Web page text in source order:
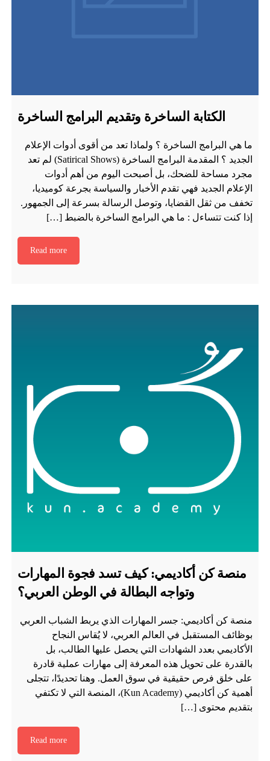
الكتابة الساخرة وتقديم البرامج الساخرة
ما هي البرامج الساخرة ؟ ولماذا تعد من أقوى أدوات الإعلام
الجديد ؟ المقدمة البرامج الساخرة (Satirical Shows) لم تعد
مجرد مساحة للضحك، بل أصبحت اليوم من أهم أدوات
الإعلام الجديد فهي تقدم الأخبار والسياسة بجرعة كوميديا،
تخفف من ثقل القضايا، وتوصل الرسالة بسرعة إلى الجمهور.
إذا كنت تتساءل : ما هي البرامج الساخرة بالضبط […]
Read more
منصة كن أكاديمي: كيف تسد فجوة المهارات
وتواجه البطالة في الوطن العربي؟
منصة كن أكاديمي: جسر المهارات الذي يربط الشباب العربي
بوظائف المستقبل في العالم العربي، لا يُقاس النجاح
الأكاديمي بعدد الشهادات التي يحصل عليها الطالب، بل
بالقدرة على تحويل هذه المعرفة إلى مهارات عملية قادرة
على خلق فرص حقيقية في سوق العمل. وهنا تحديدًا، تتجلى
أهمية كن أكاديمي (Kun Academy)، المنصة التي لا تكتفي
بتقديم محتوى […]
Read more